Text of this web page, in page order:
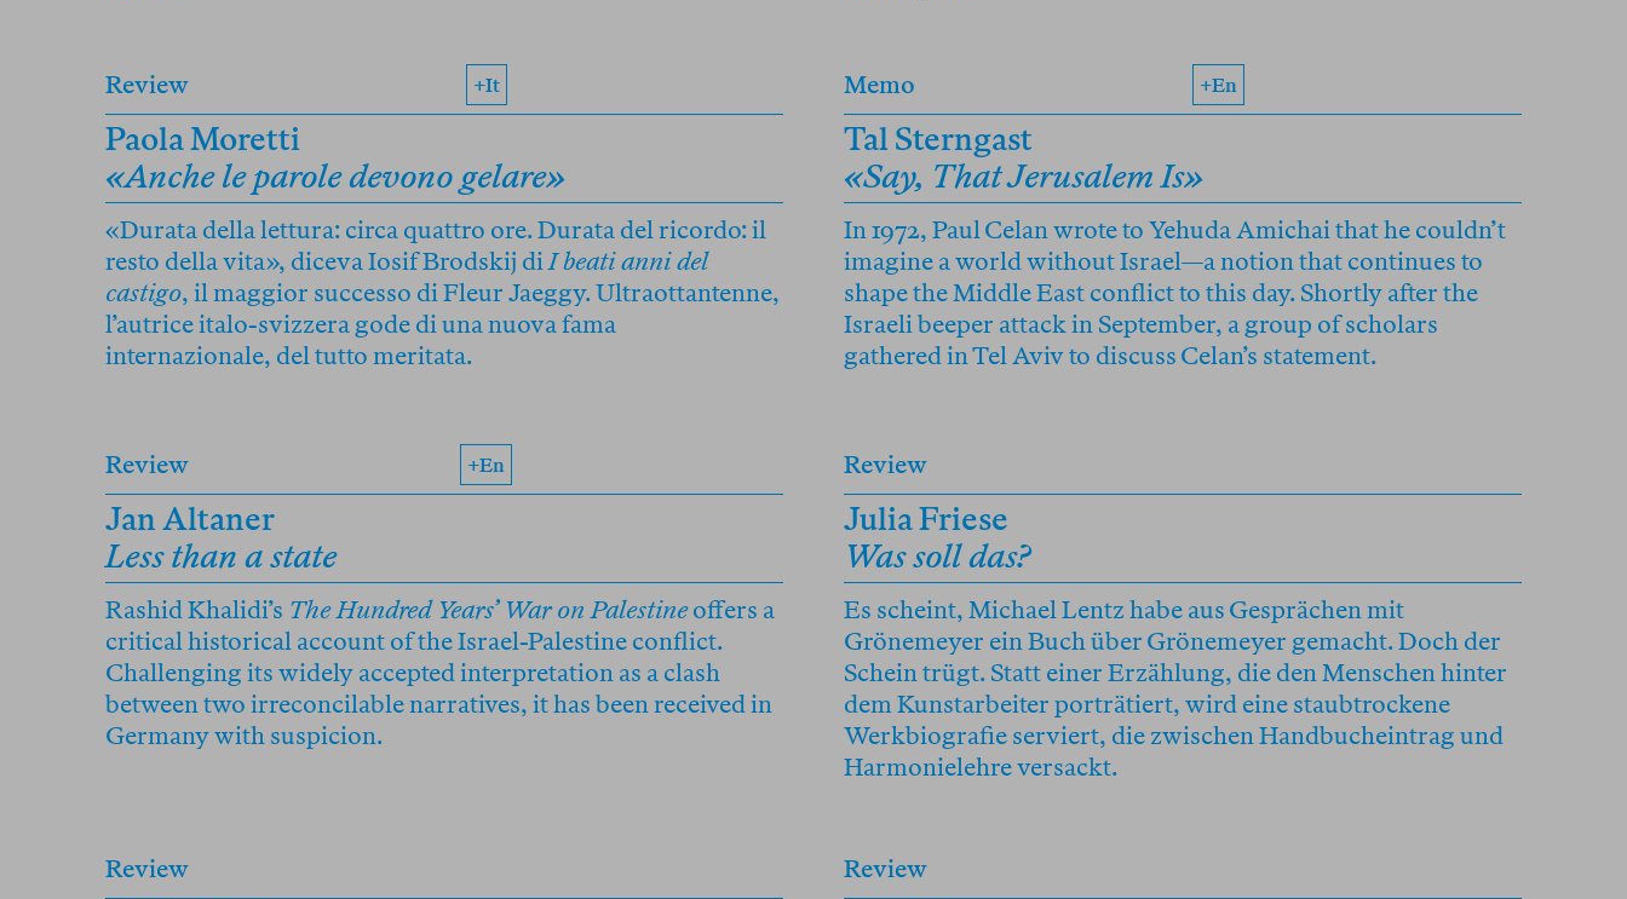
Review +it
Paola Moretti
«Anche le parole devono gelare»
«Durata della lettura: circa quattro ore. Durata del ricordo: il
resto della vita», diceva Iosif Brodskij diI beati anni del
castigo, il maggior successo di Fleur Jaeggy. Ultraottantenne,
l’autrice italo-svizzera gode di una nuova fama
internazionale, del tutto meritata.
Memo +en
Tal Sterngast
«Say, That Jerusalem Is»
In 1972, Paul Celan wrote to Yehuda Amichai that he couldn’t
imagine a world without Israel—a notion that continues to
shape the Middle East conflict to this day. Shortly after the
Israeli beeper attack in September, a group of scholars
gathered in Tel Aviv to discuss Celan’s statement.
Review +en
Jan Altaner
Less than a state
Rashid Khalidi’s The Hundred Years’ War on Palestineoffers a
critical historical account of the Israel-Palestine conflict.
Challenging its widely accepted interpretation as a clash
between two irreconcilable narratives, it has been received in
Germany with suspicion.
Review
Julia Friese
Was soll das?
Es scheint, Michael Lentz habe aus Gesprächen mit
Grönemeyer ein Buch über Grönemeyer gemacht. Doch der
Schein trügt. Statt einer Erzählung, die den Menschen hinter
dem Kunstarbeiter porträtiert, wird eine staubtrockene
Werkbiografie serviert, die zwischen Handbucheintrag und
Harmonielehre versackt.
Review Review